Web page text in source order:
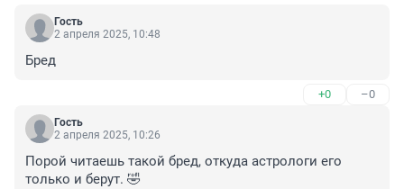
Гость
2 апреля 2025, 10:48
Бред
+0 –0
Гость
2 апреля 2025, 10:26
Порой читаешь такой бред, откуда астрологи его
только и берут. 🤣